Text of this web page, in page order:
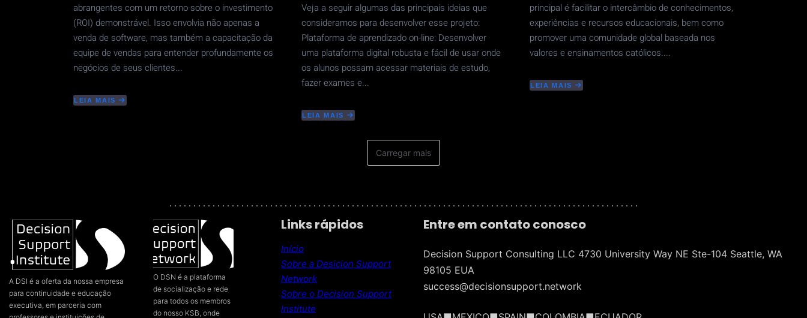
abrangentes com um retorno sobre o investimento
(ROI) demonstrável. Isso envolvia não apenas a
venda de software, mas também a capacitação da
equipe de vendas para entender profundamente os
negócios de seus clientes...
LEIA MAIS
ABOUT
E
HELPDESK
Veja a seguir algumas das principais ideias que
consideramos para desenvolver esse projeto:
Plataforma de aprendizado on-line: Desenvolver
uma plataforma digital robusta e fácil de usar onde
os alunos possam acessar materiais de estudo,
fazer exames e...
LEIA MAIS
ABOUT
PARA
GOVERNO
principal é facilitar o intercâmbio de conhecimentos,
experiências e recursos educacionais, bem como
promover uma comunidade global baseada nos
valores e ensinamentos católicos....
LEIA MAIS
ABOUT
Carregar mais
. . . . . . . . . . . . . . . . . . . . . . . . . . . . . . . . . . . . . . . . . . . . . . . . . . . . . . . . . . . . . . . . . . . . . . . . . . . . . . . . . . . . . . . . . . . . . . . . . .
A DSI é a oferta da nossa empresa
para continuidade e educação
executiva, em parceria com
O DSN é a plataforma
de socialização e rede
para todos os membros
do nosso KSB, onde
Links rápidos
Início
Sobre a Desicion Support
Network
Sobre o Decision Support
Institute
Entre em contato conosco
Decision Support Consulting LLC 4730 University Way NE Ste-104 Seattle, WA
98105 EUA
success@decisionsupport.network